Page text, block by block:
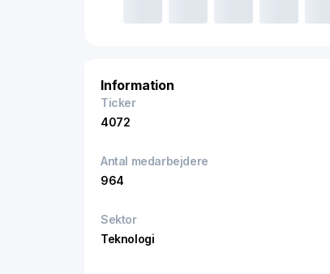
Information
Ticker
4072
Antal medarbejdere
964
Sektor
Teknologi